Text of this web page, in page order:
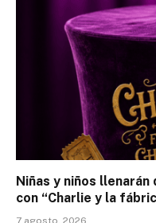
Niñas y niños
con “Charlie y la
7 agosto, 2026